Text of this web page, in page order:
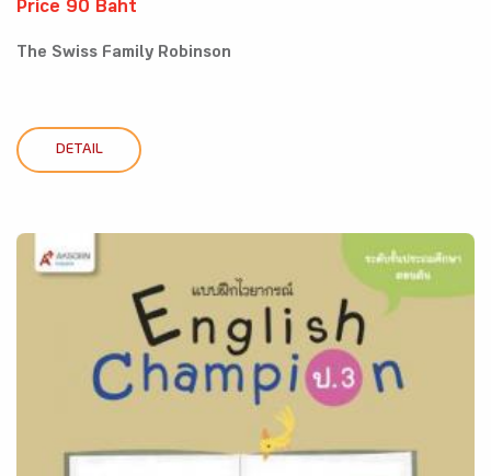
Price 90 Baht
The Swiss Family Robinson
DETAIL